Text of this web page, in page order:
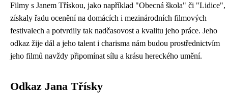
Filmy s Janem Třískou, jako například "Obecná škola" či "Lidice",
získaly řadu ocenění na domácích i mezinárodních filmových
festivalech a potvrdily tak nadčasovost a kvalitu jeho práce. Jeho
odkaz žije dál a jeho talent i charisma nám budou prostřednictvím
jeho filmů navždy připomínat sílu a krásu hereckého umění.
Odkaz Jana Třísky